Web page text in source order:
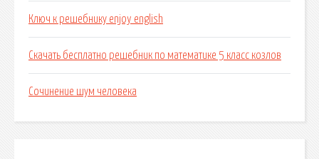
Ключ к решебнику enjoy english
Скачать бесплатно решебник по математике 5 класс козлов
Сочинение шум человека